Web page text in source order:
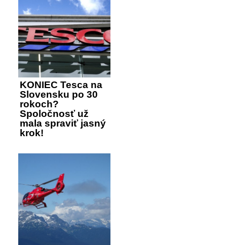
KONIEC Tesca na
Slovensku po 30
rokoch?
Spoločnosť už
mala spraviť jasný
krok!